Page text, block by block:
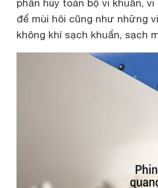
phân hủy toàn bộ vi khuẩn,
để mùi hôi cũng như những
không khí sạch khuẩn, sạch